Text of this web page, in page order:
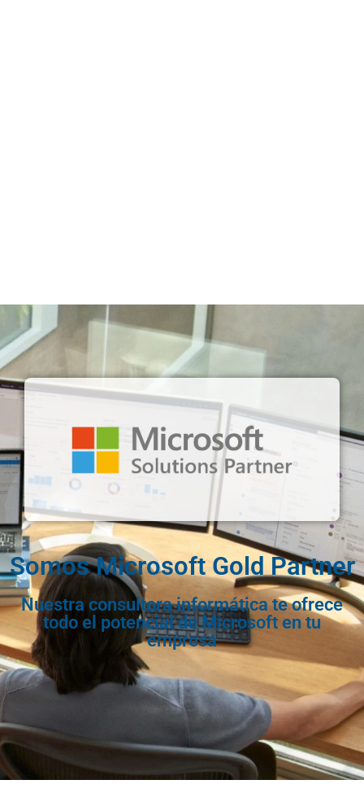
Somos Microsoft Gold Partner
Nuestra consultora informática te ofrece
todo el potencial de Microsoft en tu
empresa